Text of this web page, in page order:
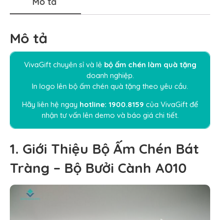
Mô tả
VivaGift chuyên sỉ và lẻ bộ ấm chén làm quà tặng
doanh nghiệp.
In logo lên bộ ấm chén quà tặng theo yêu cầu.
Hãy liên hệ ngay hotline: 1900.8159 của VivaGift để
nhận tư vấn lên demo và báo giá chi tiết.
1. Giới Thiệu Bộ Ấm Chén Bát
Tràng – Bộ Bưởi Cành A010